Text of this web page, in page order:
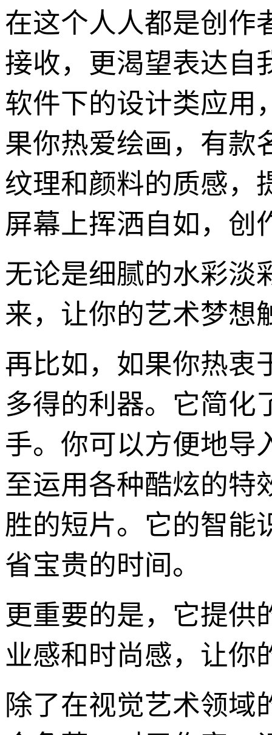
在这个人人都是创作
接收，更渴望表达自
软件下的设计类应用
果你热爱绘画，有款
纹理和颜料的质感，
屏幕上挥洒自如，创
无论是细腻的水彩淡
来，让你的艺术梦想
再比如，如果你热衷
多得的利器。它简化
手。你可以方便地导
至运用各种酷炫的特
胜的短片。它的智能
省宝贵的时间。
更重要的是，它提供
业感和时尚感，让你
除了在视觉艺术领域